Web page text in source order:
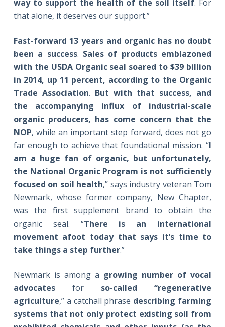
way to support the health of the soil itself. For
that alone, it deserves our support.”
Fast-forward 13 years and organic has no doubt
been a success. Sales of products emblazoned
with the USDA Organic seal soared to $39 billion
in 2014, up 11 percent, according to the Organic
Trade Association. But with that success, and
the accompanying influx of industrial-scale
organic producers, has come concern that the
NOP, while an important step forward, does not go
far enough to achieve that foundational mission. “I
am a huge fan of organic, but unfortunately,
the National Organic Program is not sufficiently
focused on soil health,” says industry veteran Tom
Newmark, whose former company, New Chapter,
was the first supplement brand to obtain the
organic seal. “There is an international
movement afoot today that says it’s time to
take things a step further.”
Newmark is among a growing number of vocal
advocatesfor so-called “regenerative
agriculture,” a catchall phrase describing farming
systems that not only protect existing soil from